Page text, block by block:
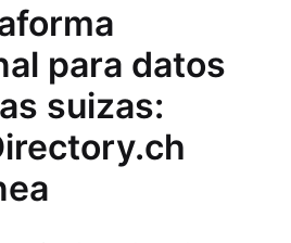
para datos
suizas: